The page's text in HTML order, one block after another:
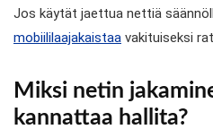
Jos käytät jaettua nettiä
mobiililaajakaistaa vakituiseksi
Miksi netin
kannattaa hallita?